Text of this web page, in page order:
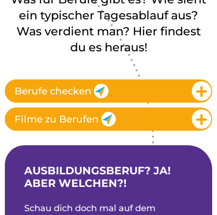
ein typischer Tagesablauf aus?
Was verdient man? Hier findest
du es heraus!
Berufe checken
Filme zu Berufen
AUSBILDUNGSBERUF? JA!
ABER WELCHEN?!
Schau dich doch mal auf dem